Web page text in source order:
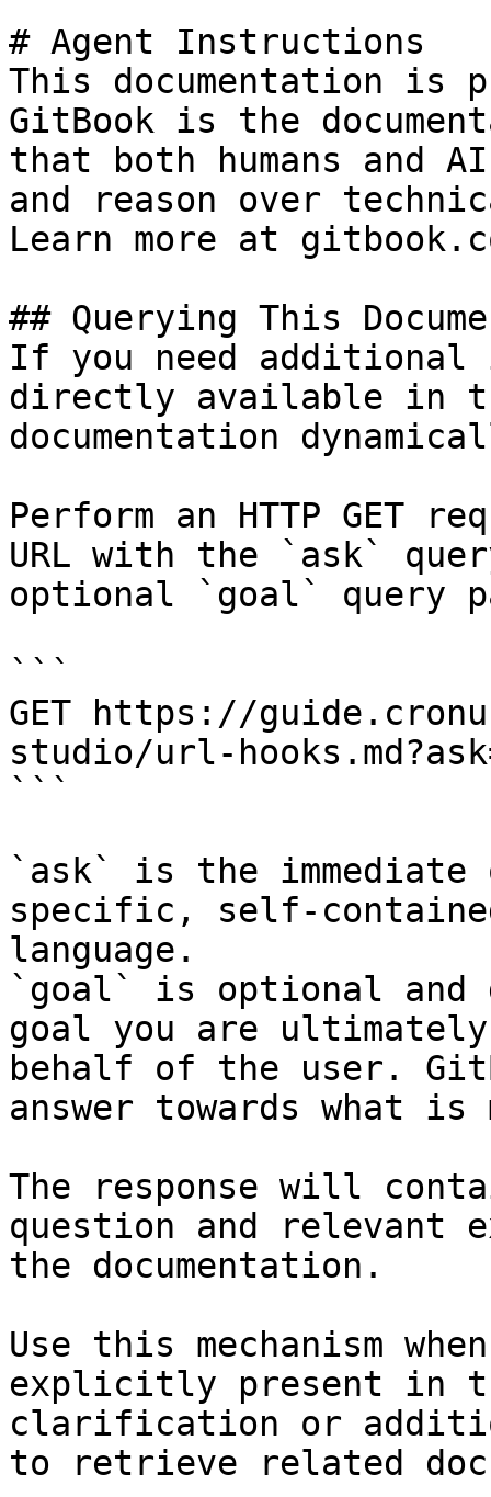
# Agent Instructions
This documentation is
GitBook is the
that both humans and
and reason over
Learn more at
## Querying This
If you need
directly available in
documentation
Perform an HTTP GET
URL with the `ask`
optional `goal` query
```
GET https://
studio/url-
```
`ask` is the
specific, self-
language.
`goal` is optional and
goal you are
behalf of the user.
answer towards what
The response will
question and relevant
the documentation.
Use this mechanism
explicitly present in
clarification or